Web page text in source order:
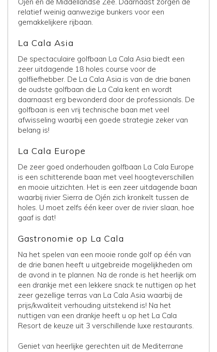
relatief weinig aanwezige bunkers voor een
gemakkelijkere rijbaan.
La Cala Asia
De spectaculaire golfbaan La Cala Asia biedt een
zeer uitdagende 18 holes course voor de
golfliefhebber. De La Cala Asia is van de drie banen
de oudste golfbaan die La Cala kent en wordt
daarnaast erg bewonderd door de professionals. De
golfbaan is een vrij technische baan met veel
afwisseling waarbij een goede strategie zeker van
belang is!
La Cala Europe
De zeer goed onderhouden golfbaan La Cala Europe
is een schitterende baan met veel hoogteverschillen
en mooie uitzichten. Het is een zeer uitdagende baan
waarbij rivier Sierra de Ojén zich kronkelt tussen de
holes. U moet zelfs één keer over de rivier slaan, hoe
gaaf is dat!
Gastronomie op La Cala
Na het spelen van een mooie ronde golf op één van
de drie banen heeft u uitgebreide mogelijkheden om
de avond in te plannen. Na de ronde is het heerlijk om
een drankje met een lekkere snack te nuttigen op het
zeer gezellige terras van La Cala Asia waarbij de
prijs/kwaliteit verhouding uitstekend is! Na het
nuttigen van een drankje heeft u op het La Cala
Resort de keuze uit 3 verschillende luxe restaurants.
Geniet van heerlijke gerechten uit de Mediterrane